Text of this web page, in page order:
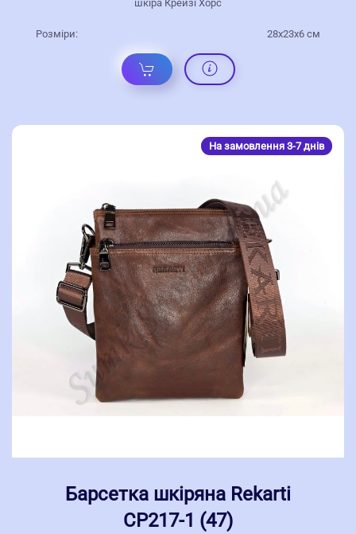
шкіра Крейзі Хорс
Розміри: 28х23х6 см
На замовлення 3-7 днів
Барсетка шкіряна Rekarti
СР217-1 (47)